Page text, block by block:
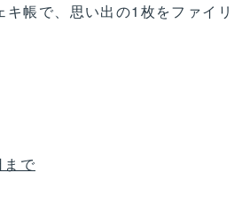
帳で、思い出の1枚をファイリ
で